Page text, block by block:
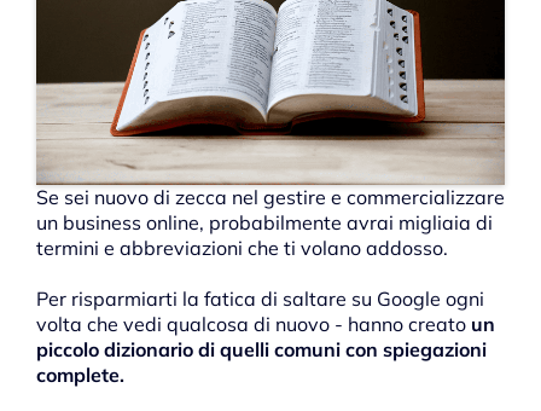
Se sei nuovo di zecca nel gestire e commercializzare
un business online, probabilmente avrai migliaia di
termini e abbreviazioni che ti volano addosso.
Per risparmiarti la fatica di saltare su Google ogni
volta che vedi qualcosa di nuovo - hanno creato un
piccolo dizionario di quelli comuni con spiegazioni
complete.